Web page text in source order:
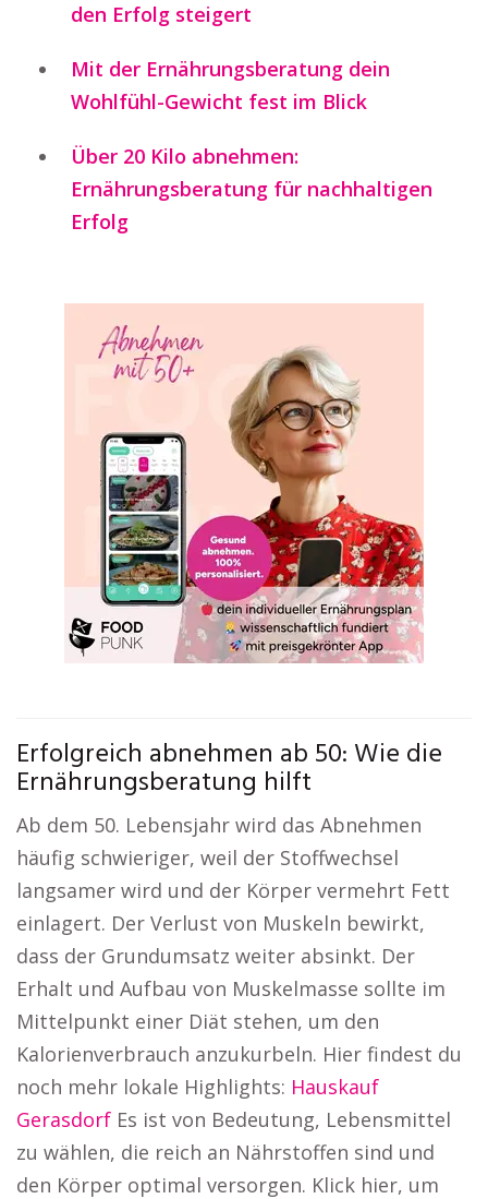
den Erfolg steigert
Mit der Ernährungsberatung dein
Wohlfühl-Gewicht fest im Blick
Über 20 Kilo abnehmen:
Ernährungsberatung für nachhaltigen
Erfolg
Erfolgreich abnehmen ab 50: Wie die
Ernährungsberatung hilft
Ab dem 50. Lebensjahr wird das Abnehmen
häufig schwieriger, weil der Stoffwechsel
langsamer wird und der Körper vermehrt Fett
einlagert. Der Verlust von Muskeln bewirkt,
dass der Grundumsatz weiter absinkt. Der
Erhalt und Aufbau von Muskelmasse sollte im
Mittelpunkt einer Diät stehen, um den
Kalorienverbrauch anzukurbeln. Hier findest du
noch mehr lokale Highlights: Hauskauf
Gerasdorf Es ist von Bedeutung, Lebensmittel
zu wählen, die reich an Nährstoffen sind und
den Körper optimal versorgen. Klick hier, um